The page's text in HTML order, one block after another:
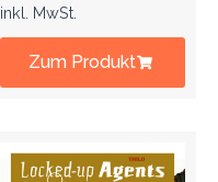
inkl. MwSt.
Zum Produkt